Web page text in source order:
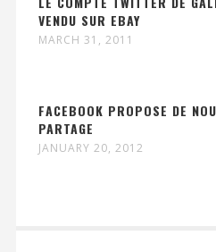
VENDU SUR EBAY
MARCH 31, 2011
FACEBOOK PROPOSE DE
PARTAGE
JANUARY 20, 2012